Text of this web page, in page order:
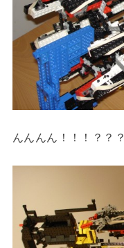
んんんん！！！？？？